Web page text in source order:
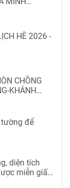
HÈ 2026 -
CHỒNG
KHÁNH
để
diện tích
miễn giấy